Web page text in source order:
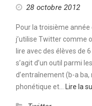
28 octobre 2012
Pour la troisième année
j’utilise Twitter comme
lire avec des élèves de
s’agit d’un outil parmi
d’entraînement (b-a
phonétique et…
Lire la